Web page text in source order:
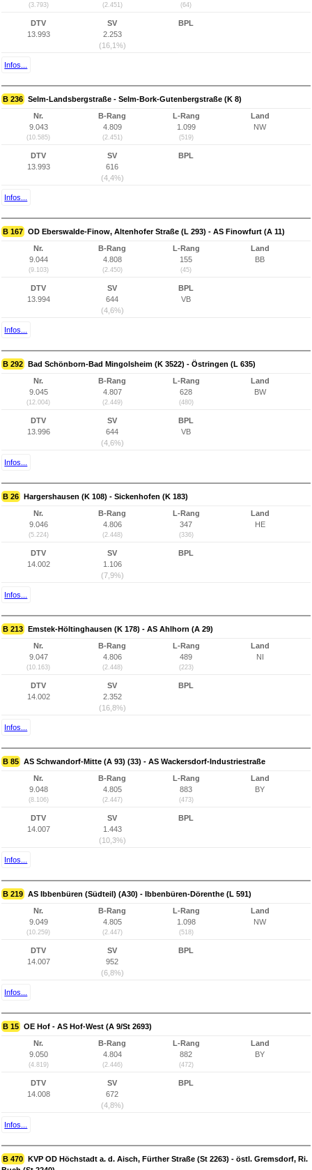
(3.793) (2.451) (64)
DTV
13.993
SV
2.253
(16,1%)
BPL
Infos...
B 236 Selm-Landsbergstraße - Selm-Bork-Gutenbergstraße (K 8)
Nr.
9.043
(10.585)
B-Rang
4.809
(2.451)
L-Rang
1.099
(519)
Land
NW
DTV
13.993
SV
616
(4,4%)
BPL
Infos...
B 167 OD Eberswalde-Finow, Altenhofer Straße (L 293) - AS Finowfurt (A 11)
Nr.
9.044
(9.103)
B-Rang
4.808
(2.450)
L-Rang
155
(45)
Land
BB
DTV
13.994
SV
644
(4,6%)
BPL
VB
Infos...
B 292 Bad Schönborn-Bad Mingolsheim (K 3522) - Östringen (L 635)
Nr.
9.045
(12.004)
B-Rang
4.807
(2.449)
L-Rang
628
(480)
Land
BW
DTV
13.996
SV
644
(4,6%)
BPL
VB
Infos...
B 26 Hargershausen (K 108) - Sickenhofen (K 183)
Nr.
9.046
(5.224)
B-Rang
4.806
(2.448)
L-Rang
347
(336)
Land
HE
DTV
14.002
SV
1.106
(7,9%)
BPL
Infos...
B 213 Emstek-Höltinghausen (K 178) - AS Ahlhorn (A 29)
Nr.
9.047
(10.163)
B-Rang
4.806
(2.448)
L-Rang
489
(223)
Land
NI
DTV
14.002
SV
2.352
(16,8%)
BPL
Infos...
B 85 AS Schwandorf-Mitte (A 93) (33) - AS Wackersdorf-Industriestraße
Nr.
9.048
(8.106)
B-Rang
4.805
(2.447)
L-Rang
883
(473)
Land
BY
DTV
14.007
SV
1.443
(10,3%)
BPL
Infos...
B 219 AS Ibbenbüren (Südteil) (A30) - Ibbenbüren-Dörenthe (L 591)
Nr.
9.049
(10.259)
B-Rang
4.805
(2.447)
L-Rang
1.098
(518)
Land
NW
DTV
14.007
SV
952
(6,8%)
BPL
Infos...
B 15 OE Hof - AS Hof-West (A 9/St 2693)
Nr.
9.050
(4.819)
B-Rang
4.804
(2.446)
L-Rang
882
(472)
Land
BY
DTV
14.008
SV
672
(4,8%)
BPL
Infos...
B 470 KVP OD Höchstadt a. d. Aisch, Fürther Straße (St 2263) - östl. Gremsdorf, Ri.